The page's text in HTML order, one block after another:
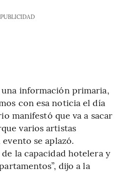
PUBLICIDAD
información primaria,
con esa noticia el día
manifestó que va a sacar
varios artistas
se aplazó.
de la capacidad hotelera y
dijo a la